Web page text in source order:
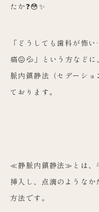
たか❓😳✨
「どうしても歯科が怖
痛😖💦」という方など
脈内鎮静法（セデーシ
ております。
≪静脈内鎮静法≫とは、
挿入し、点滴のような
方法です。